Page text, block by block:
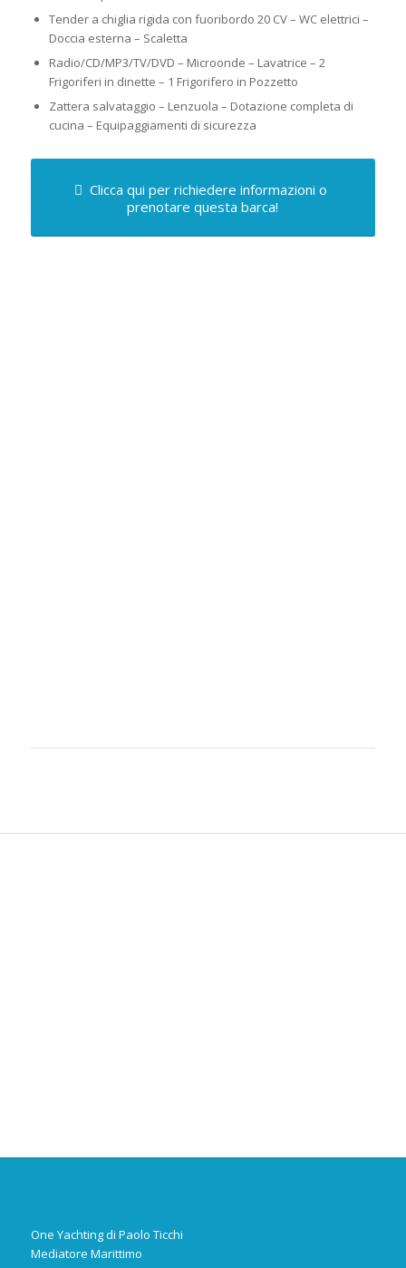
Tender a chiglia rigida con fuoribordo 20 CV – WC elettrici –
Doccia esterna – Scaletta
Radio/CD/MP3/TV/DVD – Microonde – Lavatrice – 2
Frigoriferi in dinette – 1 Frigorifero in Pozzetto
Zattera salvataggio – Lenzuola – Dotazione completa di
cucina – Equipaggiamenti di sicurezza
Clicca qui per richiedere informazioni o
prenotare questa barca!
One Yachting di Paolo Ticchi
Mediatore Marittimo